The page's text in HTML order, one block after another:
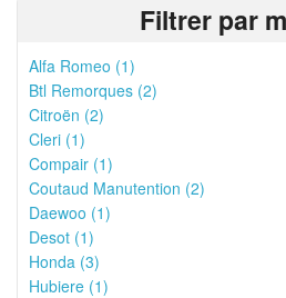
Filtrer par
Alfa Romeo (1)
Btl Remorques (2)
Citroën (2)
Cleri (1)
Compair (1)
Coutaud Manutention (2)
Daewoo (1)
Desot (1)
Honda (3)
Hubiere (1)